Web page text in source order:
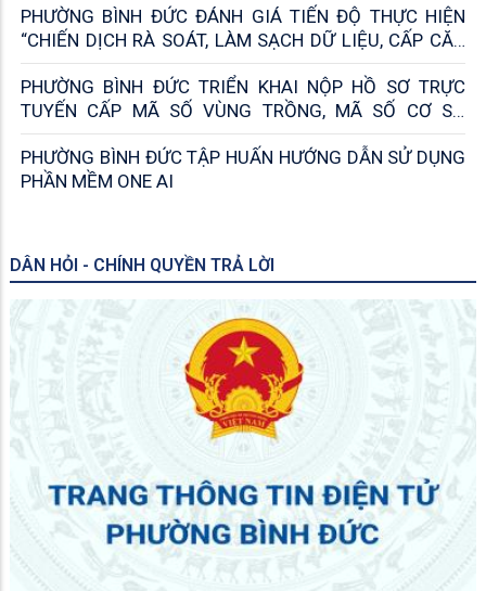
PHƯỜNG BÌNH ĐỨC ĐÁNH GIÁ TIẾN ĐỘ THỰC HIỆN
“CHIẾN DỊCH RÀ SOÁT, LÀM SẠCH DỮ LIỆU, CẤP CĂN
CƯỚC, ĐỊNH DANH ĐIỆN TỬ CÁ NHÂN, TỔ CHỨC VÀ SỔ
SỨC KHỎE ĐIỆN TỬ TRÊN ỨNG DỤNG VNEID”
PHƯỜNG BÌNH ĐỨC TRIỂN KHAI NỘP HỒ SƠ TRỰC
TUYẾN CẤP MÃ SỐ VÙNG TRỒNG, MÃ SỐ CƠ SỞ
ĐÓNG GÓI
PHƯỜNG BÌNH ĐỨC TẬP HUẤN HƯỚNG DẪN SỬ DỤNG
PHẦN MỀM ONE AI
DÂN HỎI - CHÍNH QUYỀN TRẢ LỜI